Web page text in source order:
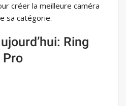
créer la meilleure caméra
sa catégorie.
Ring
Pro